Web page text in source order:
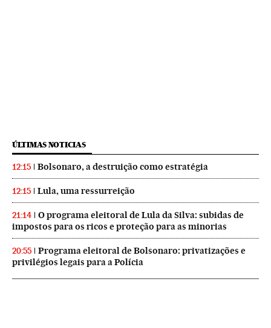
ÚLTIMAS NOTICIAS
12:15 Bolsonaro, a destruição como estratégia
12:15 Lula, uma ressurreição
21:14
O programa eleitoral de Lula da Silva: subidas de
impostos para os ricos e proteção para as minorias
20:55
Programa eleitoral de Bolsonaro: privatizações e
privilégios legais para a Polícia